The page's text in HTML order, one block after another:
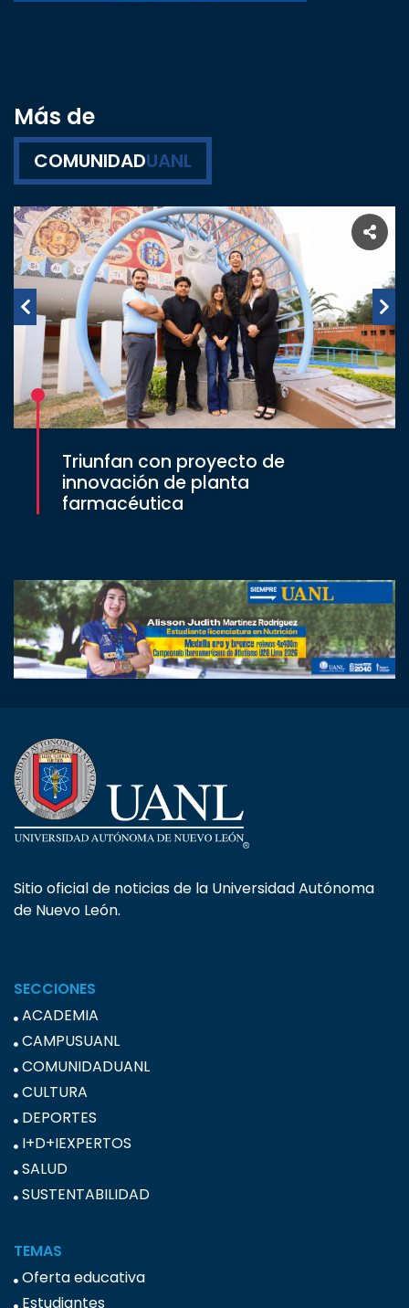
Más de
COMUNIDADUANL
Triunfan con proyecto de
innovación de planta
farmacéutica
Sitio oficial de noticias de la Universidad Autónoma
de Nuevo León.
SECCIONES
ACADEMIA
CAMPUSUANL
COMUNIDADUANL
CULTURA
DEPORTES
I+D+IEXPERTOS
SALUD
SUSTENTABILIDAD
TEMAS
Oferta educativa
Estudiantes